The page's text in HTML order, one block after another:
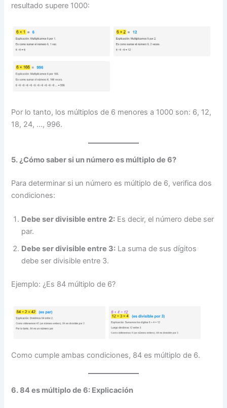
resultado supere 1000:
Por lo tanto, los múltiplos de 6 menores a 1000 son: 6, 12,
18, 24, …, 996.
5. ¿Cómo saber si un número es múltiplo de 6?
Para determinar si un número es múltiplo de 6, verifica dos
condiciones:
Debe ser divisible entre 2: Es decir, el número debe ser
par.
Debe ser divisible entre 3: La suma de sus dígitos
debe ser divisible entre 3.
Ejemplo: ¿Es 84 múltiplo de 6?
Como cumple ambas condiciones, 84 es múltiplo de 6.
6. 84 es múltiplo de 6: Explicación